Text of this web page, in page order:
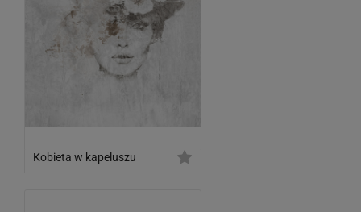
Kobieta w kapeluszu